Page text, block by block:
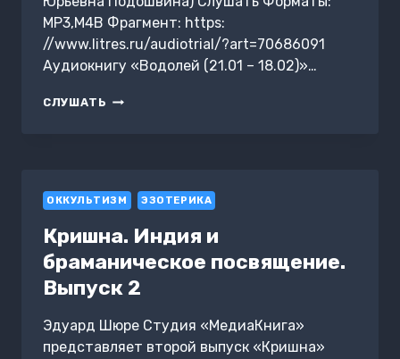
MP3,M4B Фрагмент: https:
//www.litres.ru/audiotrial/?art=70686091
Аудиокнигу «Водолей (21.01 – 18.02)»…
СЛУШАТЬ ВОДОЛЕЙ
ОККУЛЬТИЗМ ЭЗОТЕРИКА
Кришна. Индия и
браманическое посвящение.
Выпуск 2
Эдуард Шюре Студия «МедиаКнига»
представляет второй выпуск «Кришна»